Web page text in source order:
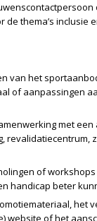
thema’s inclusie
van het
of aanpassingen
met een
revalidatiecentrum,
of
handicap beter
het
website of het